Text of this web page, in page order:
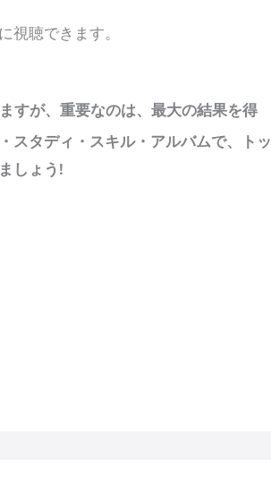
視聴できます。
すが、重要なのは、最大の結果を得
スタディ・スキル・アルバムで、トッ
しょう!